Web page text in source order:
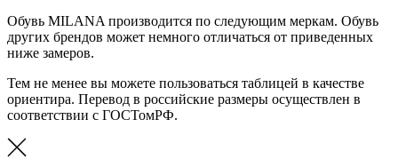
Обувь MILANA производится по следующим меркам. Обувь
других брендов может немного отличаться от приведенных
ниже замеров.
Тем не менее вы можете пользоваться таблицей в качестве
ориентира. Перевод в российские размеры осуществлен в
соответствии с ГОСТомРФ.